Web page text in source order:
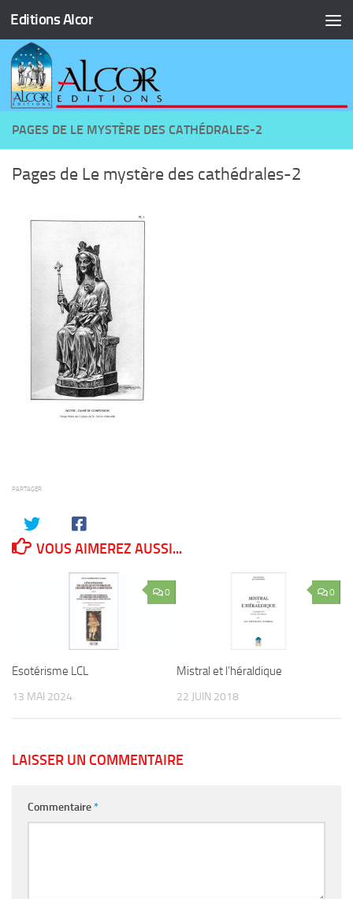
Skip to content
Editions Alcor
PAGES DE LE MYSTÈRE DES CATHÉDRALES-2
Pages de Le mystère des cathédrales-2
PARTAGER
VOUS AIMEREZ AUSSI...
0
Esotérisme LCL
13 MAI 2024
0
Mistral et l’héraldique
22 JUIN 2018
LAISSER UN COMMENTAIRE
Commentaire*